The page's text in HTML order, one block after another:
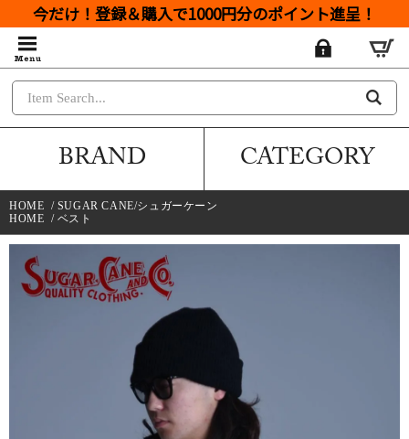
今だけ！登録＆購入で1000円分のポイント進呈！
BRAND CATEGORY
HOME / SUGAR CANE/シュガーケーン
HOME / ベスト